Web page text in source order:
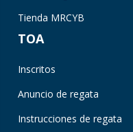
Tienda MRCYB
TOA
Inscritos
Anuncio de regata
Instrucciones de regata